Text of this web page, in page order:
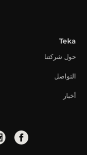
Teka
حول شركتنا
التواصل
أخبار